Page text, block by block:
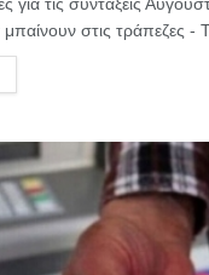
στις τράπεζες -